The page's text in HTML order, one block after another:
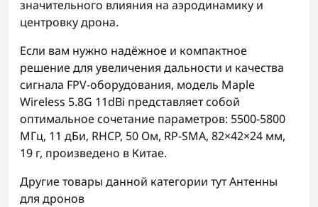
значительного влияния на аэродинамику и
центровку дрона.
Если вам нужно надёжное и компактное
решение для увеличения дальности и качества
сигнала FPV-оборудования, модель Maple
Wireless 5.8G 11dBi представляет собой
оптимальное сочетание параметров: 5500-5800
МГц, 11 дБи, RHCP, 50 Ом, RP-SMA, 82×42×24 мм,
19 г, произведено в Китае.
Другие товары данной категории тутАнтенны
для дронов